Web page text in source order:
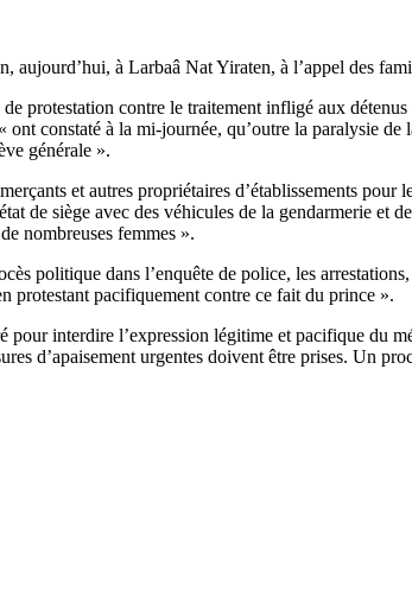
à Larbaâ Nat Yiraten, à l’appel des
protestation contre le traitement infligé aux
constaté à la mi-journée, qu’outre la paralysie
générale ».
et autres propriétaires d’établissements
de siège avec des véhicules de la gendarmerie
nombreuses femmes ».
politique dans l’enquête de police, les
protestant pacifiquement contre ce fait du prince ».
interdire l’expression légitime et pacifique du
d’apaisement urgentes doivent être prises. Un